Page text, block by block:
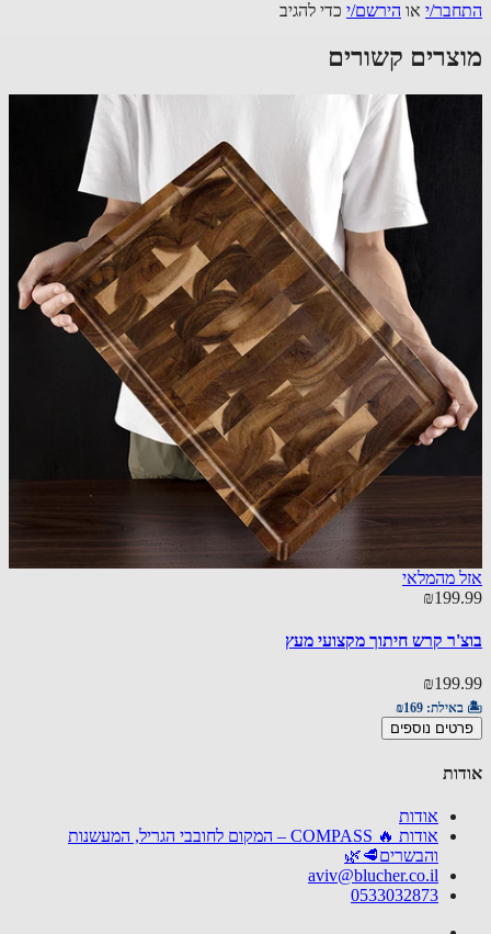
יאוהירשם/יכדי להגיב
קשורים
מהמלאי
קרש חיתוך מקצועי מעץ
₪169
נוספים
אודות
אודות 🔥 COMPASS – המקום לחובבי הגריל, המעשנות
והבשרים🥩🌿
aviv@blucher.co.il
0533032873